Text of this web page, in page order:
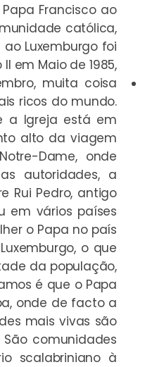
Francisco ao
católica,
Luxemburgo foi
em Maio de 1985,
muita coisa
ricos do mundo.
a Igreja está em
alto da viagem
Dame, onde
autoridades, a
Rui Pedro, antigo
em vários países
o Papa no país
o que
da população,
é que o Papa
onde de facto a
mais vivas são
comunidades
scalabriniano à